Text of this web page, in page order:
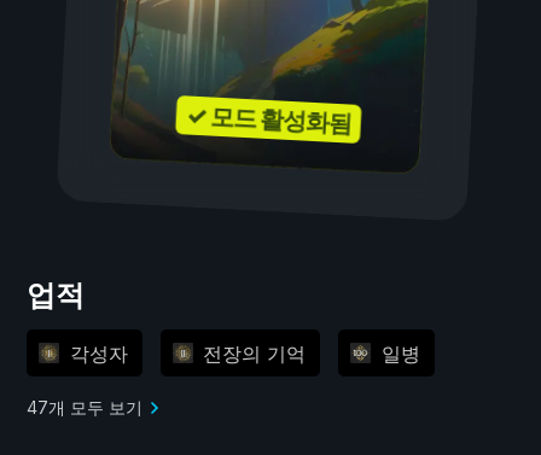
✓ 모드 활성화됨
업적
각성자 전장의 기억 일병
47개 모두 보기